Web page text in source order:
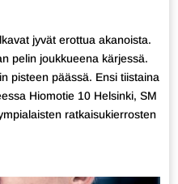
jyvät erottua akanoista.
pelin joukkueena kärjessä.
pisteen päässä. Ensi tiistaina
Hiomotie 10 Helsinki, SM
ratkaisukierrosten